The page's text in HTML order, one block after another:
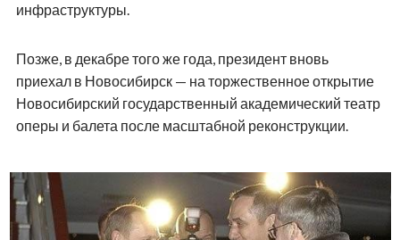
инфраструктуры.
Позже, в декабре того же года, президент вновь
приехал в Новосибирск — на торжественное открытие
Новосибирский государственный академический театр
оперы и балета после масштабной реконструкции.